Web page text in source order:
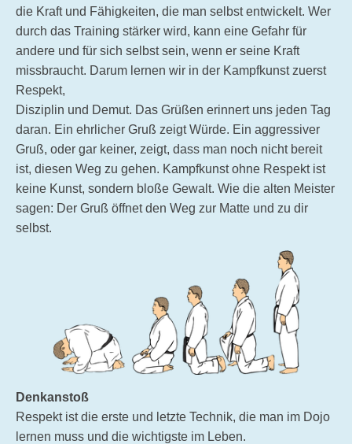
die Kraft und Fähigkeiten, die man selbst entwickelt. Wer
durch das Training stärker wird, kann eine Gefahr für
andere und für sich selbst sein, wenn er seine Kraft
missbraucht. Darum lernen wir in der Kampfkunst zuerst
Respekt,
Disziplin und Demut. Das Grüßen erinnert uns jeden Tag
daran. Ein ehrlicher Gruß zeigt Würde. Ein aggressiver
Gruß, oder gar keiner, zeigt, dass man noch nicht bereit
ist, diesen Weg zu gehen. Kampfkunst ohne Respekt ist
keine Kunst, sondern bloße Gewalt. Wie die alten Meister
sagen: Der Gruß öffnet den Weg zur Matte und zu dir
selbst.
Denkanstoß
Respekt ist die erste und letzte Technik, die man im Dojo
lernen muss und die wichtigste im Leben.